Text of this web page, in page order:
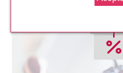
CATRICE
INK 010 BEST